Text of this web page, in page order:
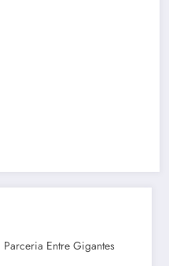
Parceria Entre Gigantes